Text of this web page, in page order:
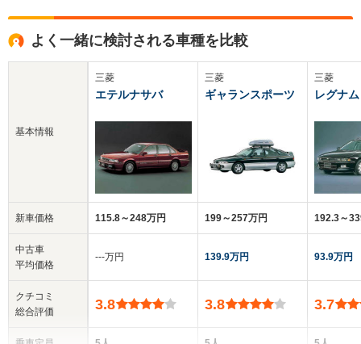
よく一緒に検討される車種を比較
基本情報
新車価格
中古車
平均価格
クチコミ
総合評価
三菱
エテルナサバ
115.8～248万円
‐‐‐万円
3.8
三菱
ギャランスポーツ
199～257万円
139.9万円
3.8
三菱
レグナム
192.3～
93.9万円
3.7